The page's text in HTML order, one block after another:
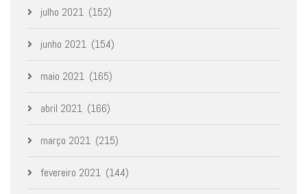
julho 2021 (152)
junho 2021 (154)
maio 2021 (165)
abril 2021 (166)
março 2021 (215)
fevereiro 2021 (144)